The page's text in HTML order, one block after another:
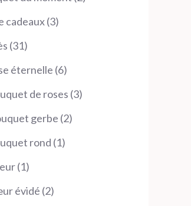
cadeaux 33
3131
produits
éternelle 66
produits
de roses 33
gerbe 22
rond 11
11
produit
évidé 22